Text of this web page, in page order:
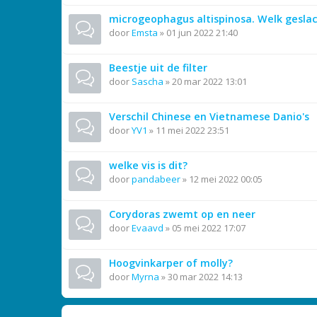
microgeophagus altispinosa. Welk
doorEmsta » 01 jun 2022 21:40
Beestje uit de filter
door Sascha »20 mar 2022 13:01
Verschil Chinese en Vietnamese Danio's
doorYV1 » 11 mei 2022 23:51
welke vis is dit?
doorpandabeer» 12 mei 2022 00:05
Corydoras zwemt op en neer
doorEvaavd » 05 mei 2022 17:07
Hoogvinkarper of molly?
doorMyrna »30 mar 2022 14:13